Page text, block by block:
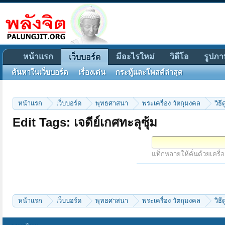
หน้าแรก เว็บบอร์ด พุทธศาสนา พระเครื่อง วัตถุมงคล วิธี
Edit Tags: เจดีย์เกศทะลุซุ้ม
แท็กหลายให้คั่นด้วยเครื่
หน้าแรก เว็บบอร์ด พุทธศาสนา พระเครื่อง วัตถุมงคล วิธี
หน้าแรก เว็บบอร์ด
ค้นหาในเว็บบอร์ด เรื่องเด่น กระทู้และโพสต์ล่าสุด
มีอะไรใหม่ วิดีโอ รูปภ